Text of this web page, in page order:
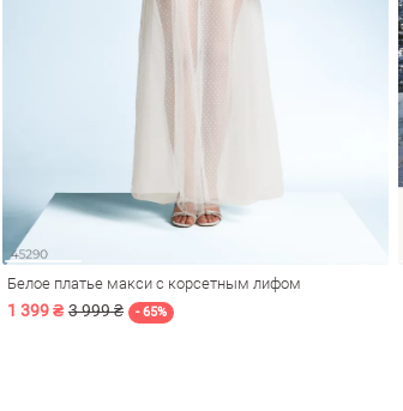
Белое платье макси с корсетным лифом
1 399 ₴ 3 999 ₴ - 65%